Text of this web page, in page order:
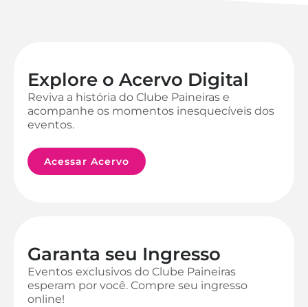
Explore o Acervo Digital
Reviva a história do Clube Paineiras e
acompanhe os momentos inesquecíveis dos
eventos.
Acessar Acervo
Garanta seu Ingresso
Eventos exclusivos do Clube Paineiras
esperam por você. Compre seu ingresso
online!